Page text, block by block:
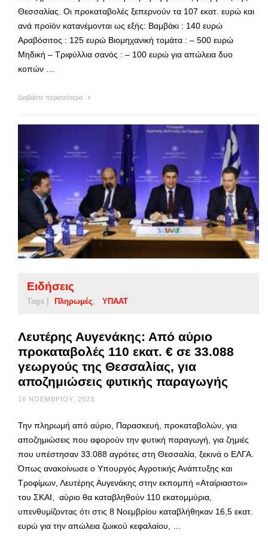
Θεσσαλίας. Οι προκαταβολές ξεπερνούν τα 107 εκατ. ευρώ και
ανά προϊόν κατανέμονται ως εξής: Βαμβάκι : 140 ευρώ
Αραβόσιτος : 125 ευρώ Βιομηχανική τομάτα : – 500 ευρώ
Μηδική – Τριφύλλια σανός : – 100 ευρώ για απώλεια δυο
κοπών …
Διαβάστε περισσότερα
Ειδήσεις
Tags | Πληρωμές ΥΠΑΑΤ
Λευτέρης Αυγενάκης: Από αύριο
προκαταβολές 110 εκατ. € σε 33.088
γεωργούς της Θεσσαλίας, για
αποζημιώσεις φυτικής παραγωγής
16 ΝΟΕΜΒΡΊΟΥ, 2023
Την πληρωμή από αύριο, Παρασκευή, προκαταβολών, για
αποζημιώσεις που αφορούν την φυτική παραγωγή, για ζημιές
που υπέστησαν 33.088 αγρότες στη Θεσσαλία, ξεκινά ο ΕΛΓΑ.
Όπως ανακοίνωσε ο Υπουργός Αγροτικής Ανάπτυξης και
Τροφίμων, Λευτέρης Αυγενάκης στην εκπομπή «Αταίριαστοι»
του ΣΚΑΙ, αύριο θα καταβληθούν 110 εκατομμύρια,
υπενθυμίζοντας ότι στις 8 Νοεμβρίου καταβλήθηκαν 16,5 εκατ.
ευρώ για την απώλεια ζωικού κεφαλαίου, …